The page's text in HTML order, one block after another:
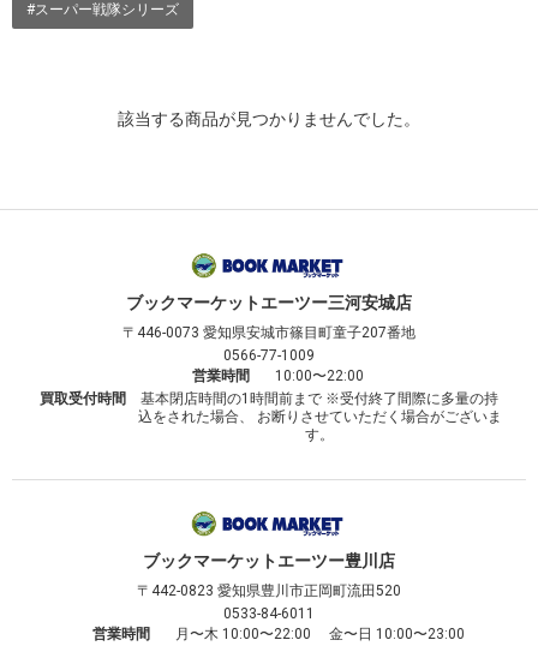
#スーパー戦隊シリーズ
該当する商品が見つかりませんでした。
ブックマーケットエーツー三河安城店
〒446-0073 愛知県安城市篠目町童子207番地
0566-77-1009
営業時間
10:00〜22:00
買取受付時間
基本閉店時間の1時間前まで ※受付終了間際に多量の持
込をされた場合、 お断りさせていただく場合がございま
す。
ブックマーケットエーツー豊川店
〒442-0823 愛知県豊川市正岡町流田520
0533-84-6011
営業時間
月〜木 10:00〜22:00 金〜日 10:00〜23:00